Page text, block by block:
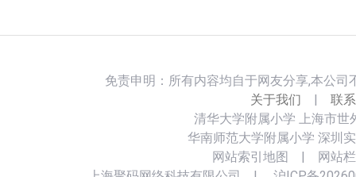
免责申明：所有内容均自于网友分享,本公
关于我们
联
清华大学附属小学 上海市世
华南师范大学附属小学 深圳
网站索引地图
网站